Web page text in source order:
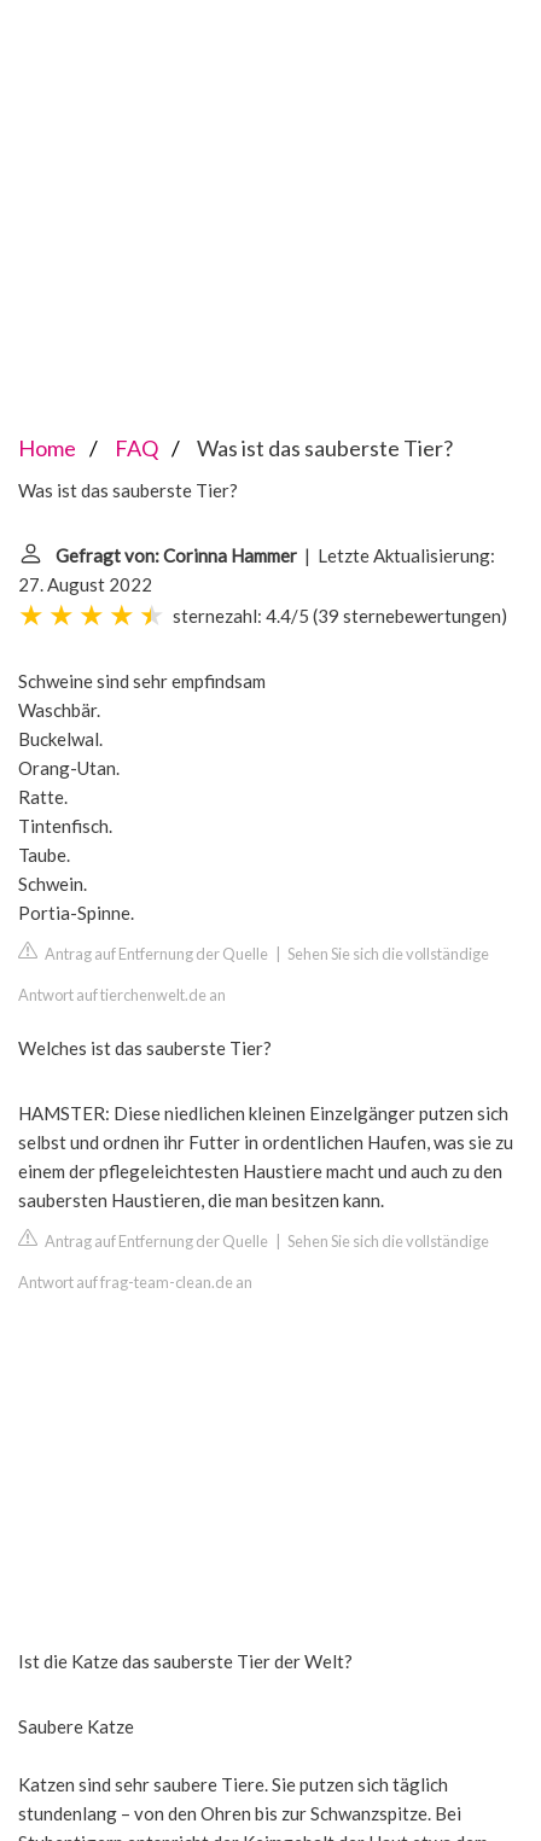
Home FAQ Was ist das sauberste Tier?
Was ist das sauberste Tier?
Gefragt von: Corinna Hammer | Letzte Aktualisierung:
27. August 2022
sternezahl: 4.4/5 (39 sternebewertungen)
Schweine sind sehr empfindsam
Waschbär.
Buckelwal.
Orang-Utan.
Ratte.
Tintenfisch.
Taube.
Schwein.
Portia-Spinne.
Antrag auf Entfernung der Quelle Sehen Sie sich die vollständige
Antwort auf tierchenwelt.de an
Welches ist das sauberste Tier?
HAMSTER: Diese niedlichen kleinen Einzelgänger putzen sich
selbst und ordnen ihr Futter in ordentlichen Haufen, was sie zu
einem der pflegeleichtesten Haustiere macht und auch zu den
saubersten Haustieren, die man besitzen kann.
Antrag auf Entfernung der Quelle Sehen Sie sich die vollständige
Antwort auf frag-team-clean.de an
Ist die Katze das sauberste Tier der Welt?
Saubere Katze
Katzen sind sehr saubere Tiere. Sie putzen sich täglich
stundenlang – von den Ohren bis zur Schwanzspitze. Bei